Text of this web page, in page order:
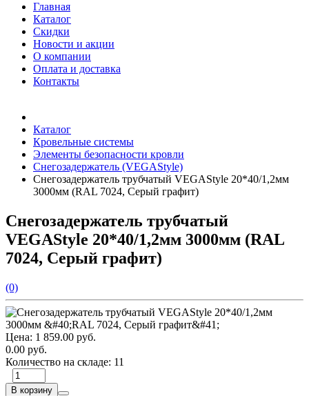
Главная
Каталог
Скидки
Новости и акции
О компании
Оплата и доставка
Контакты
Каталог
Кровельные системы
Элементы безопасности кровли
Снегозадержатель (VEGAStyle)
Снегозадержатель трубчатый VEGAStyle 20*40/1,2мм
3000мм (RAL 7024, Серый графит)
Снегозадержатель трубчатый
VEGAStyle 20*40/1,2мм 3000мм (RAL
7024, Серый графит)
(0)
Цена: 1 859.00 руб.
0.00 руб.
Количество на складе: 11
В корзину